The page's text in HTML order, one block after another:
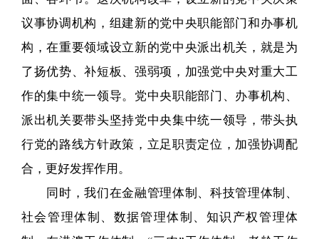
议事协调机构，组建新的党中央职能部门和办事机
构，在重要领域设立新的党中央派出机关，就是为
了扬优势、补短板、强弱项，加强党中央对重大工
作的集中统一领导。党中央职能部门、办事机构、
派出机关要带头坚持党中央集中统一领导，带头执
行党的路线方针政策，立足职责定位，加强协调配
合，更好发挥作用。
同时，我们在金融管理体制、科技管理体制、
社会管理体制、数据管理体制、知识产权管理体